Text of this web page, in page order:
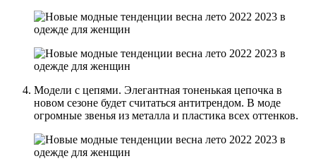
Модели с цепями. Элегантная тоненькая цепочка в
новом сезоне будет считаться антитрендом. В моде
огромные звенья из металла и пластика всех оттенков.